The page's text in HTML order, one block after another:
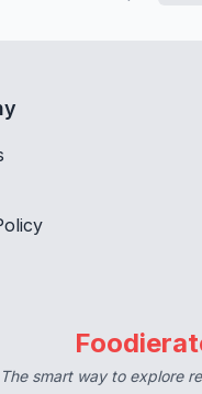
smart way to explore